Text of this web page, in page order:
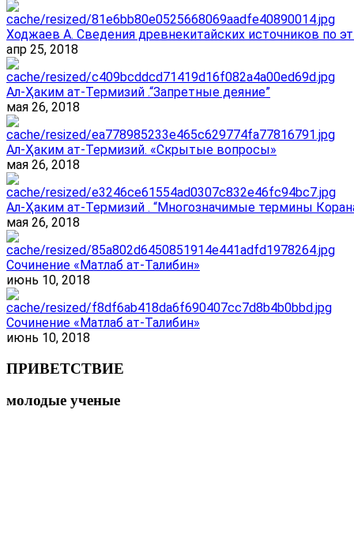
Ходжаев А. Сведения древнекитайских источников по
апр 25, 2018
Ал-Ҳаким ат-Термизий .“Запретные деяние”
мая 26, 2018
Ал-Ҳаким ат-Термизий. «Скрытые вопросы»
мая 26, 2018
Ал-Ҳаким ат-Термизий . “Многозначимые термины
мая 26, 2018
Сочинение «Матлаб ат-Талибин»
июнь 10, 2018
Сочинение «Матлаб ат-Талибин»
июнь 10, 2018
ПРИВЕТСТВИЕ
молодые ученые